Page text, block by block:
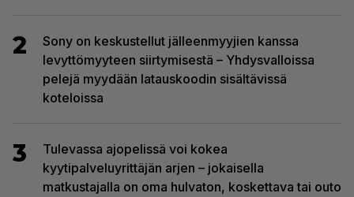
2
Sony on keskustellut jälleenmyyjien kanssa
levyttömyyteen siirtymisestä – Yhdysvalloissa
pelejä myydään latauskoodin sisältävissä
koteloissa
3
Tulevassa ajopelissä voi kokea
kyytipalveluyrittäjän arjen – jokaisella
matkustajalla on oma hulvaton, koskettava tai outo